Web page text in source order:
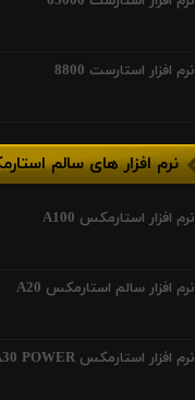
نرم افزار استارست 8800
نرم افزار های سالم
نرم افزار استارمکس A100
نرم افزار سالم استارمکس A20
نرم افزار استارمکس A30 POWER